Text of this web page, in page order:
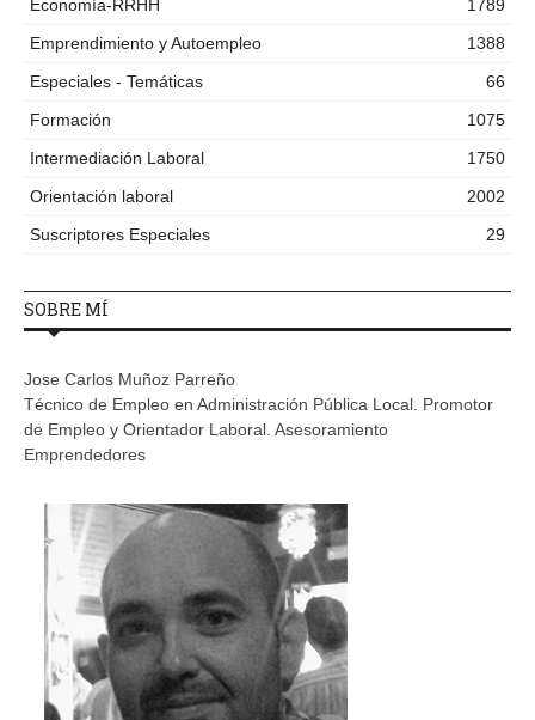
Economía-RRHH
1789
Emprendimiento y Autoempleo
1388
Especiales - Temáticas
66
Formación
1075
Intermediación Laboral
1750
Orientación laboral
2002
Suscriptores Especiales
29
SOBRE MÍ
Jose Carlos Muñoz Parreño
Técnico de Empleo en Administración Pública Local. Promotor
de Empleo y Orientador Laboral. Asesoramiento
Emprendedores